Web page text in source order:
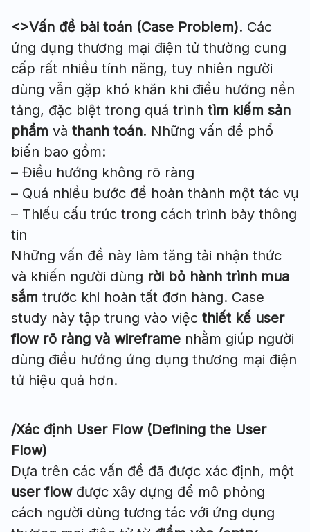
<>Vấn đề bài toán (Case Problem). Các
ứng dụng thương mại điện tử thường cung
cấp rất nhiều tính năng, tuy nhiên người
dùng vẫn gặp khó khăn khi điều hướng nền
tảng, đặc biệt trong quá trình tìm kiếm sản
phẩm và thanh toán. Những vấn đề phổ
biến bao gồm:
– Điều hướng không rõ ràng
– Quá nhiều bước để hoàn thành một tác vụ
– Thiếu cấu trúc trong cách trình bày thông
tin
Những vấn đề này làm tăng tải nhận thức
và khiến người dùng rời bỏ hành trình mua
sắm trước khi hoàn tất đơn hàng. Case
study này tập trung vào việc thiết kế user
flow rõ ràng và wireframe nhằm giúp người
dùng điều hướng ứng dụng thương mại điện
tử hiệu quả hơn.
/Xác định User Flow (Defining the User
Flow)
Dựa trên các vấn đề đã được xác định, một
user flowđược xây dựng để mô phỏng
cách người dùng tương tác với ứng dụng